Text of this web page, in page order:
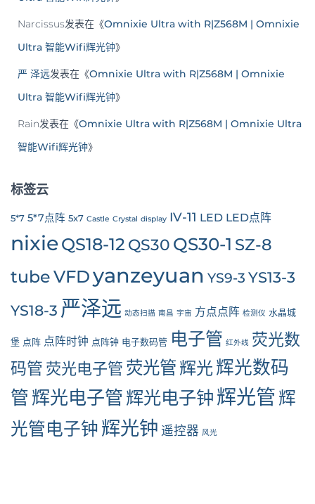
Narcissus发表在《Omnixie Ultra with R|Z568M | Omnixie
Ultra 智能Wifi辉光钟》
严 泽远发表在《Omnixie Ultra with R|Z568M | Omnixie
Ultra 智能Wifi辉光钟》
Rain发表在《Omnixie Ultra with R|Z568M | Omnixie Ultra
智能Wifi辉光钟》
标签云
5*7 5*7点阵 5x7 Castle Crystal display IV-11 LED LED点阵
nixieQS18-12 QS30 QS30-1 SZ-8
tubeVFDyanzeyuan YS9-3 YS13-3
YS18-3 严泽远 动态扫描 南昌 宇宙 方点点阵 检测仪 水晶城
堡 点阵 点阵时钟 点阵钟 电子数码管 电子管 红外线 荧光数
码管 荧光电子管 荧光管 辉光辉光数码
管辉光电子管辉光电子钟辉光管 辉
光管电子钟 辉光钟 遥控器 风光